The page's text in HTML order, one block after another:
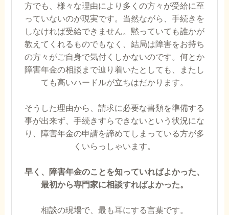
方でも、様々な理由により多くの方々が受給に至
っていないのが現実です。当然ながら、手続きを
しなければ受給できません。黙っていても誰かが
教えてくれるものでもなく、結局は障害をお持ち
の方々がご自身で気付くしかないのです。何とか
障害年金の相談まで辿り着いたとしても、またし
ても高いハードルが立ちはだかります。
そうした理由から、請求に必要な書類を準備する
事が出来ず、手続きすらできないという状況にな
り、障害年金の申請を諦めてしまっている方が多
くいらっしゃいます。
早く、障害年金のことを知っていればよかった、
最初から専門家に相談すればよかった。
相談の現場で、最も耳にする言葉です。